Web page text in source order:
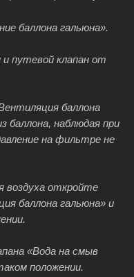
баллона гальюна».
и путевой клапан от
баллона
баллона, наблюдая при
на фильтре не
воздуха откройте
баллона гальюна» и
«Вода на смыв
положении.